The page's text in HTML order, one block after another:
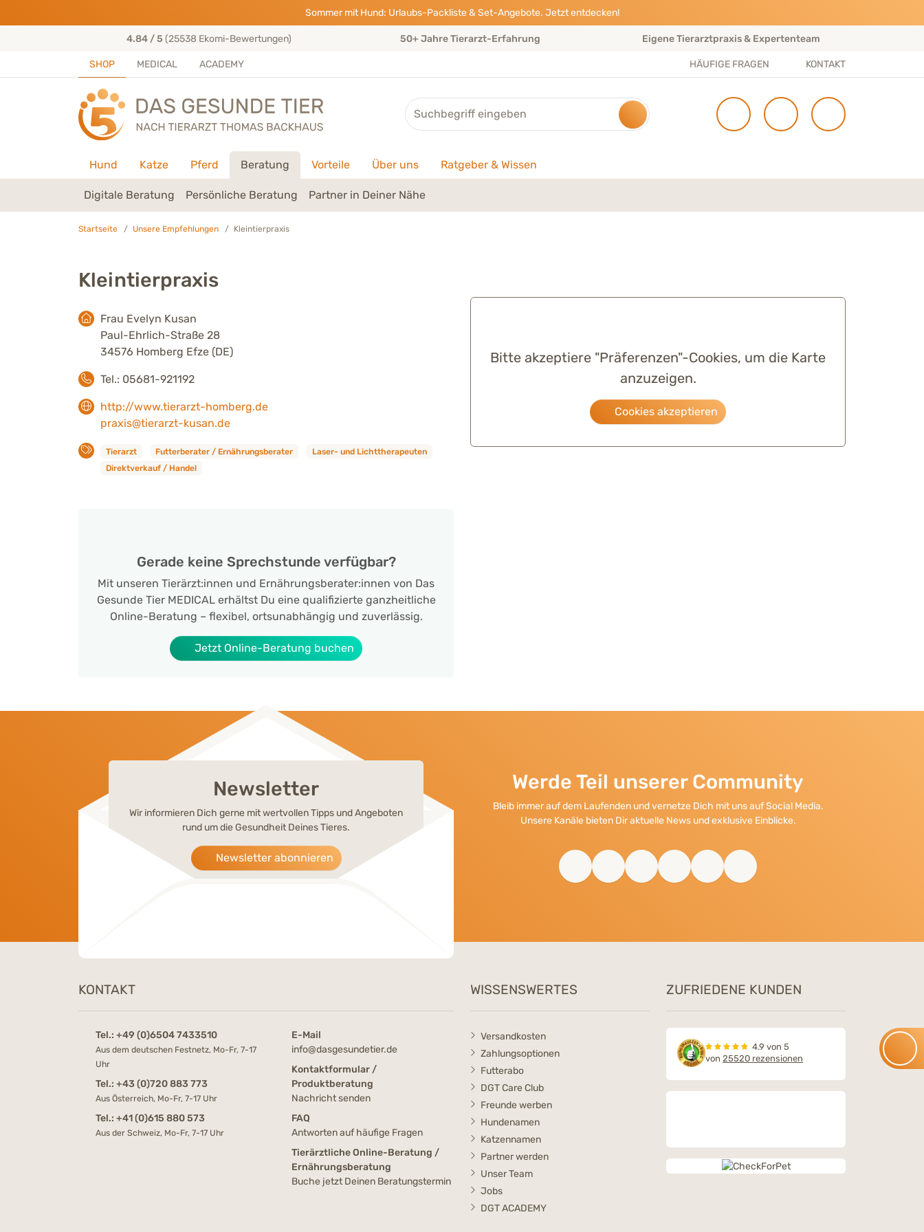
Sommer mit Hund: Urlaubs-Packliste & Set-Angebote. Jetzt entdecken!
4.84 / 5 (25538 Ekomi-Bewertungen) 50+ Jahre Tierarzt-Erfahrung Eigene Tierarztpraxis & Expertenteam
SHOP MEDICAL ACADEMY HÄUFIGE FRAGEN KONTAKT
Suche
Hund Katze Pferd Beratung Vorteile Über uns Ratgeber & Wissen
Digitale Beratung Persönliche Beratung Partner in Deiner Nähe
Startseite Unsere Empfehlungen Kleintierpraxis
Kleintierpraxis
Frau Evelyn Kusan
Paul-Ehrlich-Straße 28
34576 Homberg Efze (DE)
Tel.: 05681-921192
http://www.tierarzt-homberg.de
praxis@tierarzt-kusan.de
Tierarzt Futterberater / Ernährungsberater
Laser- und Lichttherapeuten
Direktverkauf / Handel
Gerade keine Sprechstunde verfügbar?
Mit unseren Tierärzt:innen und Ernährungsberater:innen von Das
Gesunde Tier MEDICAL erhältst Du eine qualifizierte ganzheitliche
Online-Beratung – flexibel, ortsunabhängig und zuverlässig.
Jetzt Online-Beratung buchen
Bitte akzeptiere "Präferenzen"-Cookies, um die Karte
anzuzeigen.
Cookies akzeptieren
Newsletter
Wir informieren Dich gerne mit wertvollen Tipps und Angeboten
rund um die Gesundheit Deines Tieres.
Newsletter abonnieren
Werde Teil unserer Community
Bleib immer auf dem Laufenden und vernetze Dich mit uns auf Social Media.
Unsere Kanäle bieten Dir aktuelle News und exklusive Einblicke.
KONTAKT
Tel.: +49 (0)6504 7433510
Aus dem deutschen Festnetz, Mo-Fr, 7-17
Uhr
Tel.: +43 (0)720 883 773
Aus Österreich, Mo-Fr, 7-17 Uhr
Tel.: +41 (0)615 880 573
Aus der Schweiz, Mo-Fr, 7-17 Uhr
E-Mail
info@dasgesundetier.de
Kontaktformular /
Produktberatung
Nachricht senden
FAQ
Antworten auf häufige Fragen
Tierärztliche Online-Beratung /
Ernährungsberatung
Buche jetzt Deinen Beratungstermin
WISSENSWERTES
Versandkosten
Zahlungsoptionen
Futterabo
DGT Care Club
Freunde werben
Hundenamen
Katzennamen
Partner werden
Unser Team
Jobs
DGT ACADEMY
ZUFRIEDENE KUNDEN
4.9 von 5
von 25520 rezensionen